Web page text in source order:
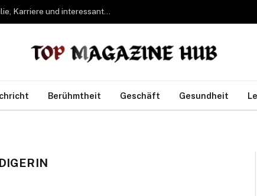
Bettina Freifrau von Leoprechting – Leben, Familie, Karriere und interessante Fakten
Berühmtheit Geschäft Gesundheit